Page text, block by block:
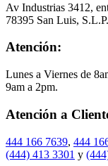
Av Industrias 3412,
78395 San Luis, S.L.P.
Atención:
Lunes a Viernes de
9am a 2pm.
Atención a
444 166 7639, 444
(444) 413 3301 y